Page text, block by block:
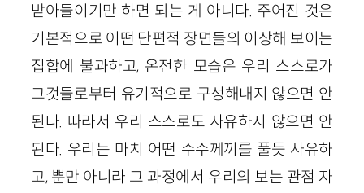
받아들이기만 하면 되는 게 아니다. 주어진 것은
기본적으로 어떤 단편적 장면들의 이상해 보이는
집합에 불과하고, 온전한 모습은 우리 스스로가
그것들로부터 유기적으로 구성해내지 않으면 안
된다. 따라서 우리 스스로도 사유하지 않으면 안
된다. 우리는 마치 어떤 수수께끼를 풀듯 사유하
고, 뿐만 아니라 그 과정에서 우리의 보는 관점 자